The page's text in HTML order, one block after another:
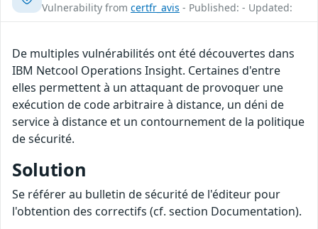
Vulnerability from certfr_avis - Published: - Updated:
De multiples vulnérabilités ont été découvertes dans
IBM Netcool Operations Insight. Certaines d'entre
elles permettent à un attaquant de provoquer une
exécution de code arbitraire à distance, un déni de
service à distance et un contournement de la politique
de sécurité.
Solution
Se référer au bulletin de sécurité de l'éditeur pour
l'obtention des correctifs (cf. section Documentation).